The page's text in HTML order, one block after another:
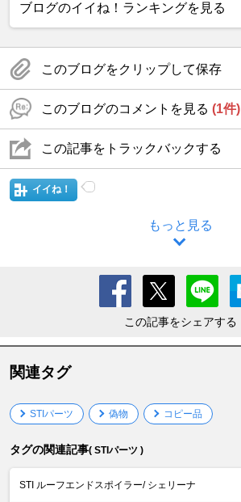
ブログのイイね！ランキングを見る
このブログをクリップして保存
このブログのコメントを見る (1件)
この記事をトラックバックする
イイね！
もっと見る
この記事をシェアする
関連タグ
STIパーツ 偽物 コピー品
タグの関連記事( STIパーツ )
STI ルーフエンドスポイラー/ シェリーナ